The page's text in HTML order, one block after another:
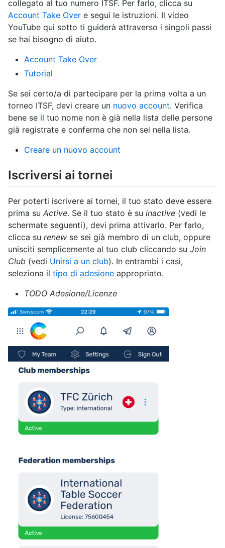
collegato al tuo numero ITSF. Per farlo, clicca su
Account Take Over e segui le istruzioni. Il video
YouTube qui sotto ti guiderà attraverso i singoli passi
se hai bisogno di aiuto.
Account Take Over
Tutorial
Se sei certo/a di partecipare per la prima volta a un
torneo ITSF, devi creare un nuovo account. Verifica
bene se il tuo nome non è già nella lista delle persone
già registrate e conferma che non sei nella lista.
⁠Creare un nuovo account
Iscriversi ai tornei
Per poterti iscrivere ai tornei, il tuo stato deve essere
prima su Active. Se il tuo stato è su inactive (vedi le
schermate seguenti), devi prima attivarlo. Per farlo,
clicca su renew se sei già membro di un club, oppure
unisciti semplicemente al tuo club cliccando su Join
Club (vedi Unirsi a un club). In entrambi i casi,
seleziona il tipo di adesione appropriato.
TODO Adesione/Licenze